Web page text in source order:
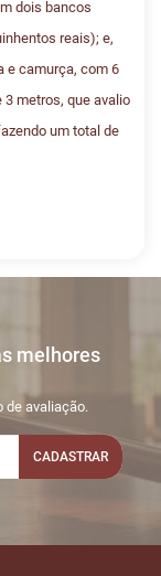
dois bancos
reais); e,
e camurça, com 6
metros, que avalio
um total de
os
melhores
de avaliação.
CADASTRAR